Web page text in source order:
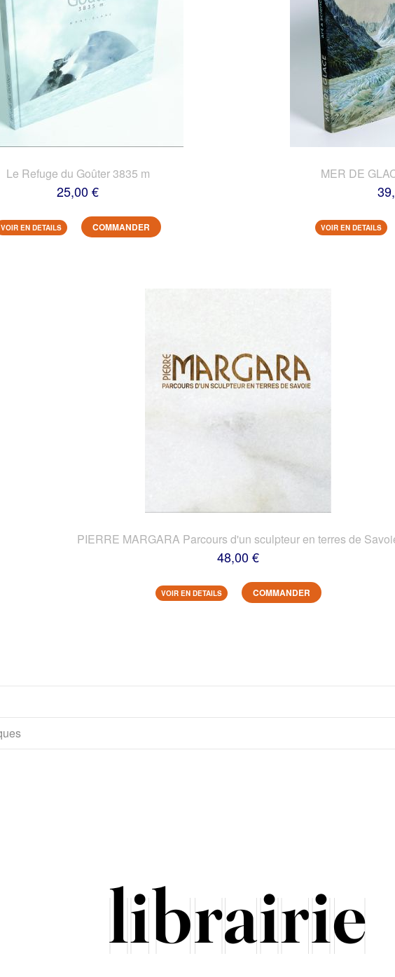
Le Refuge du Goûter 3835 m
25,00 €
VOIR EN DETAILS COMMANDER
MER DE
VOIR EN DETAILS
PIERRE MARGARA Parcours d'un sculpteur en terres de
48,00 €
VOIR EN DETAILS COMMANDER